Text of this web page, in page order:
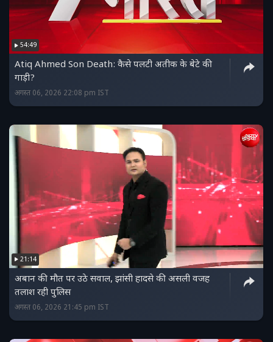
54:49
Atiq Ahmed Son Death: कैसे पलटी अतीक के बेटे की
गाड़ी?
अगस्त 06, 2026 22:08 pm IST
21:14
अबान की मौत पर उठे सवाल, झांसी हादसे की असली वजह
तलाश रही पुलिस
अगस्त 06, 2026 21:45 pm IST